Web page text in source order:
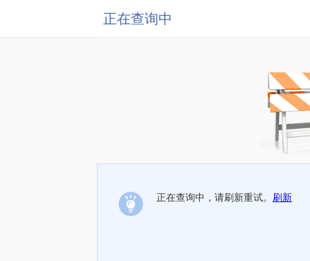
正在查询中
正在查询中，请刷新重试。 刷新